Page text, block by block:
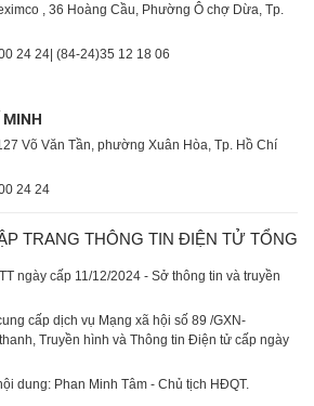
, 36 Hoàng Cầu, Phường Ô chợ Dừa, Tp.
24 24| (84-24)35 12 18 06
MINH
Võ Văn Tần, phường Xuân Hòa, Tp. Hồ Chí
24 24
TRANG THÔNG TIN ĐIỆN TỬ TỔNG
ngày cấp 11/12/2024 - Sở thông tin và truyền
cấp dịch vụ Mạng xã hội số 89 /GXN-
Truyền hình và Thông tin Điện tử cấp ngày
dung: Phan Minh Tâm - Chủ tịch HĐQT.